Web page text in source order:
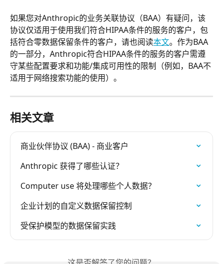
如果您对Anthropic的业务关联协议（BAA）有疑问，该
协议仅适用于使用我们符合HIPAA条件的服务的客户，包
括符合零数据保留条件的客户，请也阅读本文。作为BAA
的一部分，Anthropic符合HIPAA条件的服务的客户需遵
守某些配置要求和功能/集成可用性的限制（例如，BAA不
适用于网络搜索功能的使用）。
相关文章
商业伙伴协议 (BAA) - 商业客户
Anthropic 获得了哪些认证？
Computer use 将处理哪些个人数据？
企业计划的自定义数据保留控制
受保护模型的数据保留实践